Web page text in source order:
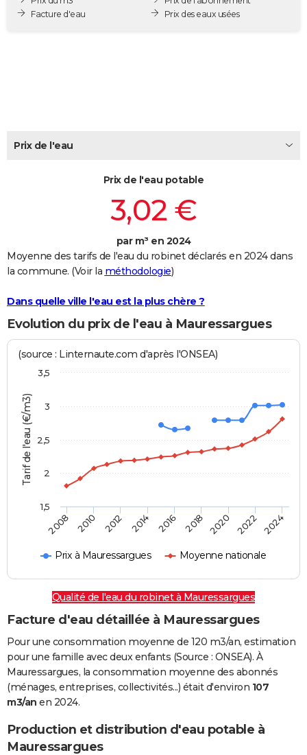
Destinations
City break
Voyage nature
Voyage de noces
Forum
Climat
PHOTO
Dictionnaire
Biographies
Citations
Expressions
Proverbes
Bricolage
Lifestyle
Culture
Sport
Auto
Television
Voyage
Cinema
Facture d'eau
Prix des eaux usées
Prix de l'eau
Prix de l'eau potable
3,02 €
par m³ en 2024
Moyenne des tarifs de l'eau du robinet déclarés en 2024 dans
la commune. (Voir la méthodologie)
Dans quelle ville l'eau est la plus chère ?
Evolution du prix de l'eau à Mauressargues
Tarif de l'eau (€/m3)
(source : Linternaute.com d'après l'ONSEA)
Prix à Mauressargues Moyenne nationale
2008 2010 2012 2014 2016 2018 2020 2022 2024
1,5
2
2,5
3
3,5
Qualité de l'eau du robinet à Mauressargues
Facture d'eau détaillée à Mauressargues
Pour une consommation moyenne de 120 m3/an, estimation
pour une famille avec deux enfants (Source : ONSEA). À
Mauressargues, la consommation moyenne des abonnés
(ménages, entreprises, collectivités...) était d'environ 107
m3/an en 2024.
Production et distribution d'eau potable à
Mauressargues